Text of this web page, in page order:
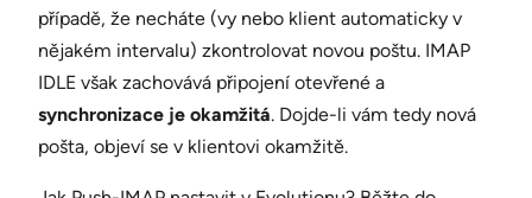
případě, že necháte (vy nebo klient automaticky v
nějakém intervalu) zkontrolovat novou poštu. IMAP
IDLE však zachovává připojení otevřené a
synchronizace je okamžitá. Dojde-li vám tedy nová
pošta, objeví se v klientovi okamžitě.